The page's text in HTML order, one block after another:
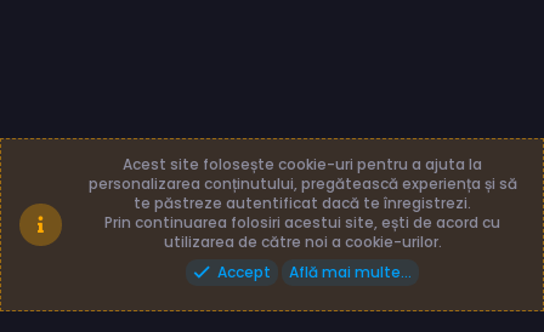
Română (RO)
Termeni și reguli
Politică de confidențialitate
Ajutor Acasă
Made with
Acest site folosește cookie-uri pentru a ajuta la
personalizarea conținutului, pregătească experiența și să
te păstreze autentificat dacă te înregistrezi.
Prin continuarea folosiri acestui site, ești de acord cu
utilizarea de către noi a cookie-urilor.
Accept
Află mai multe...